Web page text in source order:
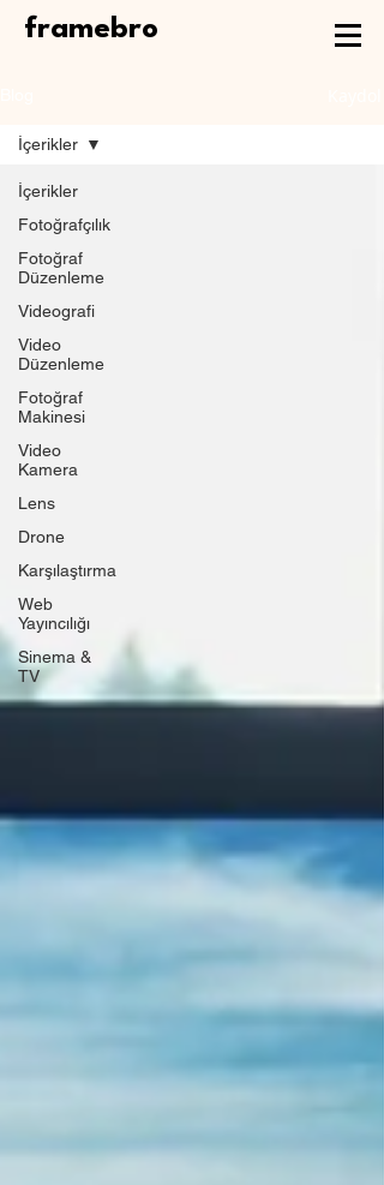
framebro
İçerikler
Fotoğrafçılık
Fotoğraf
Düzenleme
Videografi
Video
Düzenleme
Fotoğraf
Makinesi
Video
Kamera
Lens
Drone
Karşılaştırma
Web
Yayıncılığı
Sinema &
TV
İçerikler